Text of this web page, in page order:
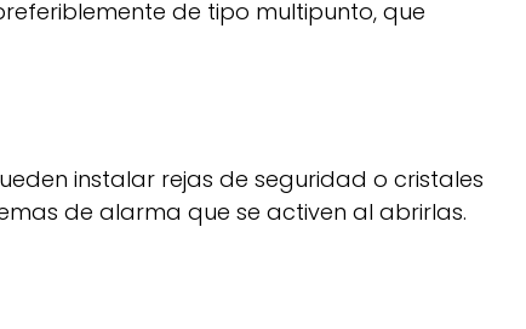
de tipo multipunto, que
instalar rejas de seguridad o cristales
de alarma que se activen al abrirlas.